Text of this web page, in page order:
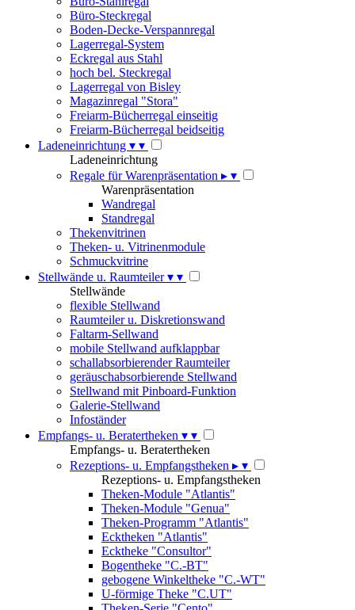
Büro-Steckregal
Boden-Decke-Verspannregal
Lagerregal-System
Eckregal aus Stahl
hoch bel. Steckregal
Lagerregal von Bisley
Magazinregal "Stora"
Freiarm-Bücherregal einseitig
Freiarm-Bücherregal beidseitig
Ladeneinrichtung ▾ ▾
Ladeneinrichtung
Regale für Warenpräsentation ▸ ▾
Warenpräsentation
Wandregal
Standregal
Thekenvitrinen
Theken- u. Vitrinenmodule
Schmuckvitrine
Stellwände u. Raumteiler▾ ▾
Stellwände
flexible Stellwand
Raumteiler u. Diskretionswand
Faltarm-Sellwand
mobile Stellwand aufklappbar
schallabsorbierender Raumteiler
geräuschabsorbierende Stellwand
Stellwand mit Pinboard-Funktion
Galerie-Stellwand
Infoständer
Empfangs- u. Beratertheken ▾ ▾
Empfangs- u. Beratertheken
Rezeptions- u. Empfangstheken ▸ ▾
Rezeptions- u. Empfangstheken
Theken-Module "Atlantis"
Theken-Module "Genua"
Theken-Programm "Atlantis"
Ecktheken "Atlantis"
Ecktheke "Consultor"
Bogentheke "C.-BT"
gebogene Winkeltheke "C.-WT"
U-förmige Theke "C.UT"